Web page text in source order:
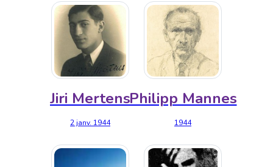
Jiri Mertens
2 janv. 1944
Philipp Mannes
1944